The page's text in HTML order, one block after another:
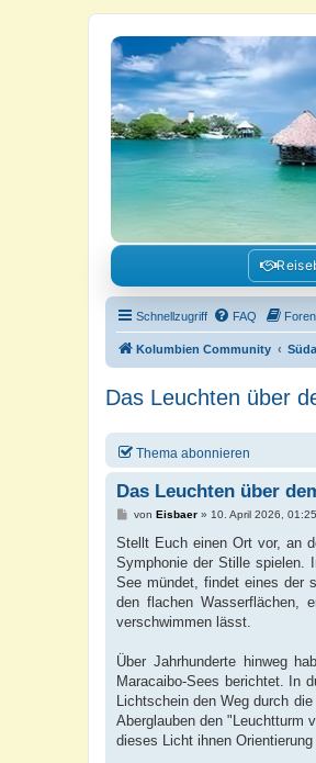
Kolumbienforum -
Reisen, Auswandern, Kultur, Politik,
Schnellzugriff FAQ
Kolumbien Community
Das Leuchten über
Thema abonnieren
Das Leuchten über
B
i
r
a
von Eisbaer» 10. April 2026, 01:25
Stellt Euch einen Ort vor, an
Symphonie der Stille spielen.
See mündet, findet eines der
den flachen Wasserflächen,
verschwimmen lässt.
Über Jahrhunderte hinweg
Maracaibo-Sees berichtet. In
Lichtschein den Weg durch
Aberglauben den "Leuchtturm
dieses Licht ihnen